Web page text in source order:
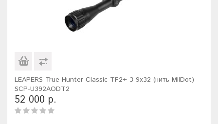
LEAPERS True Hunter Classic TF2+ 3-9x32 (нить MilDot)
SCP-U392AODT2
52 000 р.